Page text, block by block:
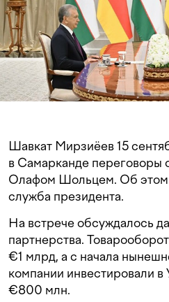
Шавкат Мирзиёев 15
в Самарканде переговоры
Олафом Шольцем. Об этом
служба президента.
На встрече обсуждалось
партнерства.
€1 млрд, а с начала
компании инвестировали в
€800 млн.